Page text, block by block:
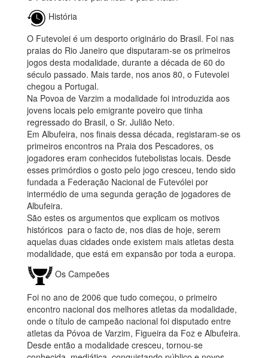
História
O Futevolei é um desporto originário do Brasil. Foi nas
praias do Rio Janeiro que disputaram-se os primeiros
jogos desta modalidade, durante a década de 60 do
século passado. Mais tarde, nos anos 80, o Futevolei
chegou a Portugal.
Na Povoa de Varzim a modalidade foi introduzida aos
jovens locais pelo emigrante poveiro que tinha
regressado do Brasil, o Sr. Julião Neto.
Em Albufeira, nos finais dessa década, registaram-se os
primeiros encontros na Praia dos Pescadores, os
jogadores eram conhecidos futebolistas locais. Desde
esses primórdios o gosto pelo jogo cresceu, tendo sido
fundada a Federação Nacional de Futevólei por
intermédio de uma segunda geração de jogadores de
Albufeira.
São estes os argumentos que explicam os motivos
históricos para o facto de, nos dias de hoje, serem
aquelas duas cidades onde existem mais atletas desta
modalidade, que está em expansão por toda a europa.
Os Campeões
Foi no ano de 2006 que tudo começou, o primeiro
encontro nacional dos melhores atletas da modalidade,
onde o título de campeão nacional foi disputado entre
atletas da Póvoa de Varzim, Figueira da Foz e Albufeira.
Desde então a modalidade cresceu, tornou-se